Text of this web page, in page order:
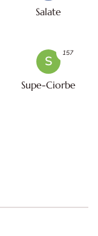
Salate
S
Supe-Ciorbe
157